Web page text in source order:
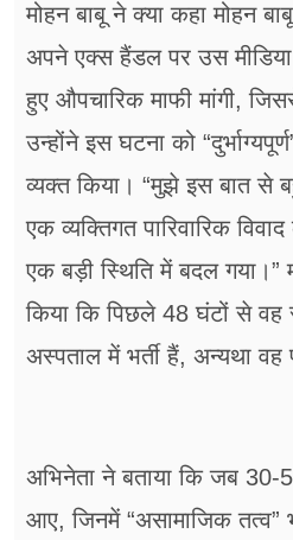
मोहन बाबू ने क्या कहा मोहन
अपने एक्स हैंडल पर उस
हुए औपचारिक माफी मांगी,
उन्होंने इस घटना को
व्यक्त किया। “मुझे इस बात से
एक व्यक्तिगत पारिवारिक
एक बड़ी स्थिति में बदल गया।”
किया कि पिछले 48 घंटों से वह
अस्पताल में भर्ती हैं, अन्यथा वह
अभिनेता ने बताया कि जब
आए, जिनमें “असामाजिक तत्व”